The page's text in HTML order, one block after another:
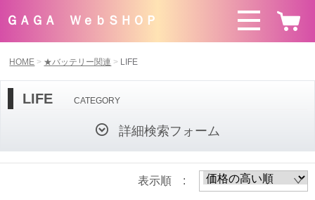
ＧＡＧＡ ＷｅｂＳＨＯＰ
HOME ★バッテリー関連 LIFE
LIFE CATEGORY
詳細検索フォーム
表示順 :